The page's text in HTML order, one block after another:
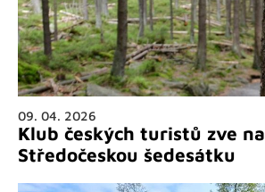
09. 04. 2026
Klub českých turistů zve na
Středočeskou šedesátku